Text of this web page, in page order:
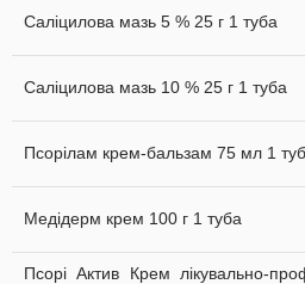
Саліцилова мазь 5 % 25 г 1 туба
Саліцилова мазь 10 % 25 г 1 туба
Псорілам крем-бальзам 75 мл 1
Медідерм крем 100 г 1 туба
Псорі Актив Крем лікувально-